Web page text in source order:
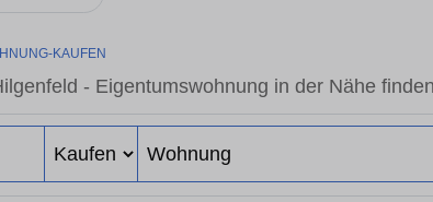
KAUFEN
- Eigentumswohnung in der Nähe